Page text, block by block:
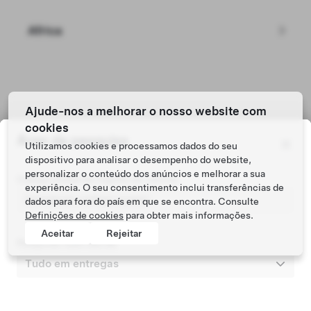
Africa
Política de privacidade e informações legais
Área de pesquisa
Código postal do registo do veículo
Ajude-nos a melhorar o nosso website com
cookies
Utilizamos cookies e processamos dados do seu
dispositivo para analisar o desempenho do website,
personalizar o conteúdo dos anúncios e melhorar a sua
experiência. O seu consentimento inclui transferências de
dados para fora do país em que se encontra. Consulte
Definições de cookies para obter mais informações.
Aceitar
Rejeitar